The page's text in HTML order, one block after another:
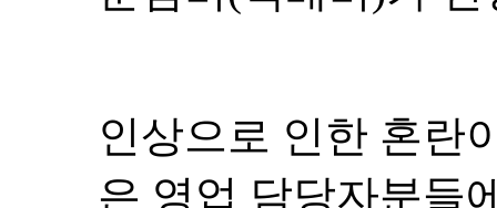
이에 산 제품 단가